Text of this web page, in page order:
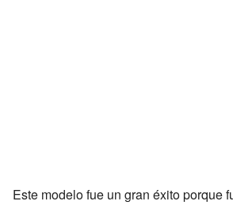
Este modelo fue un gran éxito porque